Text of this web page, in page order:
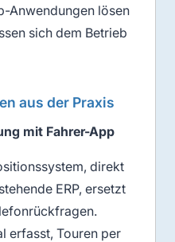
Anwendungen lösen
sich dem Betrieb
aus der Praxis
mit Fahrer-App
direkt
ERP, ersetzt
erfasst, Touren per